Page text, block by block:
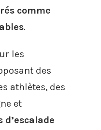
comme
.
les
des
athlètes, des
et
d’escalade